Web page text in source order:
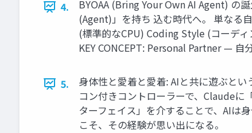
4.
BYOAA (Bring Your Own AI Agent) の
(Agent)」を持ち 込む時代へ。 単なる
(標準的なCPU) Coding Style (コーデ
KEY CONCEPT: Personal Partner — 自
5.
身体性と愛着と愛着: AIと共に遊ぶと
コン付きコントローラーで、Claude
ターフェイス」を介することで、AIは
こそ、その経験が思い出になる。